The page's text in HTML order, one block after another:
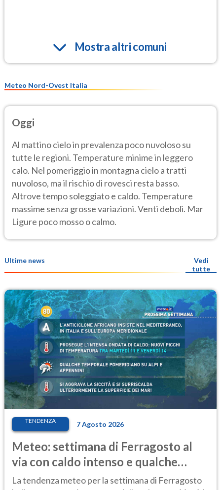
Mostra altri comuni
Meteo Nord-Ovest Italia
Oggi
Al mattino cielo in prevalenza poco nuvoloso su
tutte le regioni. Temperature minime in leggero
calo. Nel pomeriggio in montagna cielo a tratti
nuvoloso, ma il rischio di rovesci resta basso.
Altrove tempo soleggiato e caldo. Temperature
massime senza grosse variazioni. Venti deboli. Mar
Ligure poco mosso o calmo.
Ultime news
Vedi
tutte
TENDENZA 7 Agosto 2026
Meteo: settimana di Ferragosto al
via con caldo intenso e qualche
temporale
La tendenza meteo per la settimana di Ferragosto